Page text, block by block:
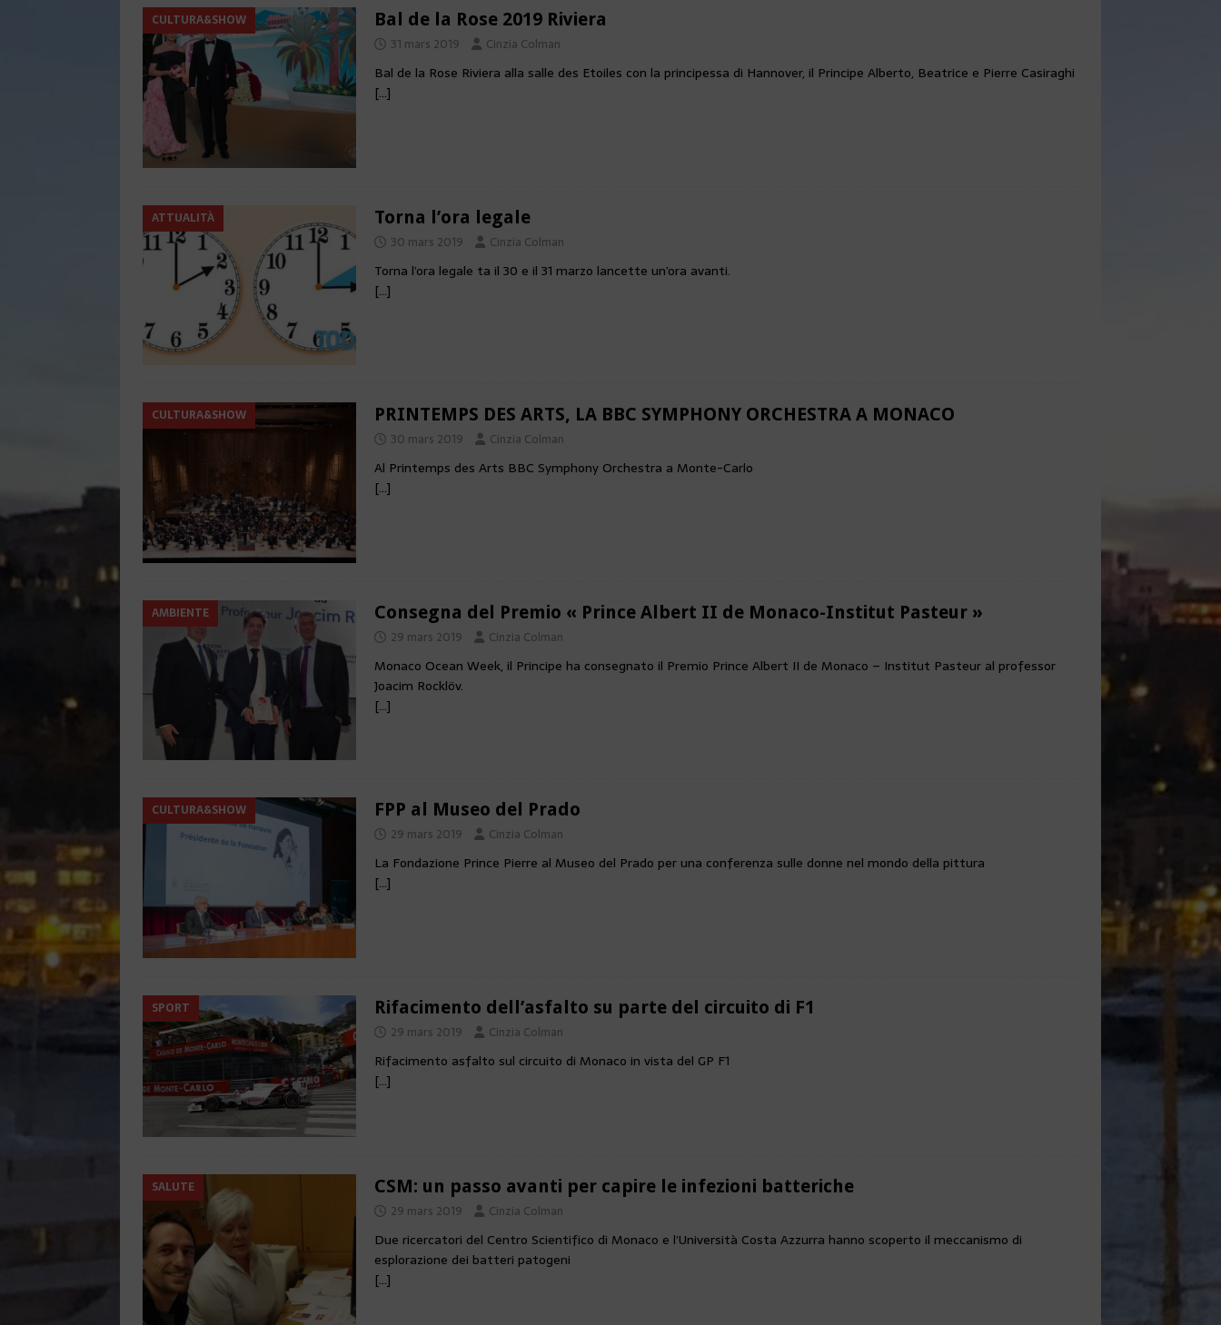
CULTURA&SHOW Bal de la Rose 2019 Riviera
31 mars 2019 Cinzia Colman
Bal de la Rose Riviera alla salle des Etoiles con la principessa di Hannover, il Principe Alberto, Beatrice e Pierre Casiraghi
[…]
ATTUALITÀ Torna l’ora legale
30 mars 2019 Cinzia Colman
Torna l’ora legale ta il 30 e il 31 marzo lancette un’ora avanti.
[…]
CULTURA&SHOW PRINTEMPS DES ARTS, LA BBC SYMPHONY ORCHESTRA A MONACO
30 mars 2019 Cinzia Colman
Al Printemps des Arts BBC Symphony Orchestra a Monte-Carlo
[…]
AMBIENTE Consegna del Premio « Prince Albert II de Monaco-Institut Pasteur »
29 mars 2019 Cinzia Colman
Monaco Ocean Week, il Principe ha consegnato il Premio Prince Albert II de Monaco – Institut Pasteur al professor
Joacim Rocklöv.
[…]
CULTURA&SHOW FPP al Museo del Prado
29 mars 2019 Cinzia Colman
La Fondazione Prince Pierre al Museo del Prado per una conferenza sulle donne nel mondo della pittura
[…]
SPORT Rifacimento dell’asfalto su parte del circuito di F1
29 mars 2019 Cinzia Colman
Rifacimento asfalto sul circuito di Monaco in vista del GP F1
[…]
SALUTE CSM: un passo avanti per capire le infezioni batteriche
29 mars 2019 Cinzia Colman
Due ricercatori del Centro Scientifico di Monaco e l’Università Costa Azzurra hanno scoperto il meccanismo di
esplorazione dei batteri patogeni
[…]